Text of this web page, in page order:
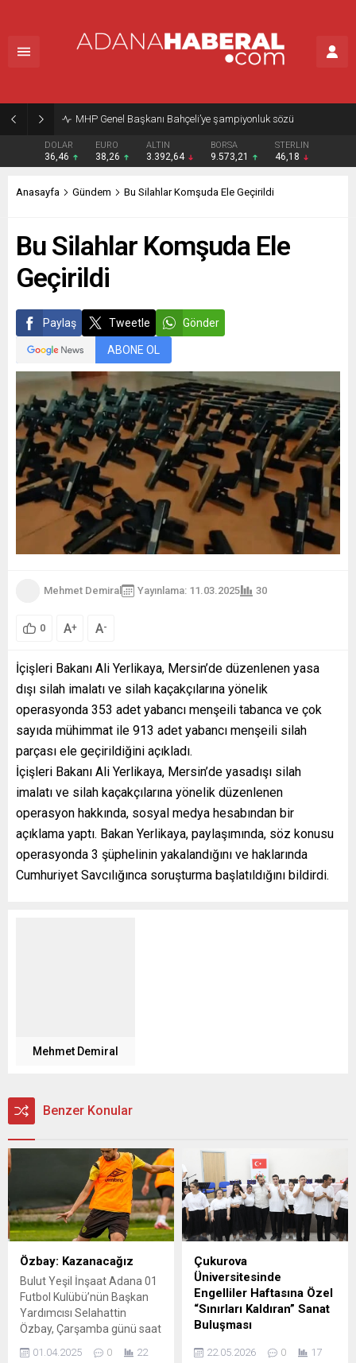
MHP Genel Başkanı Bahçeli’ye şampiyonluk sözü
DOLAR
36,46
EURO
38,26
ALTIN
3.392,64
BORSA
9.573,21
STERLIN
46,18
Anasayfa Gündem Bu Silahlar Komşuda Ele Geçirildi
Bu Silahlar Komşuda Ele
Geçirildi
Paylaş Tweetle Gönder
ABONE OL
Mehmet Demiral Yayınlama: 11.03.2025 30
0 A+ A-
İçişleri Bakanı Ali Yerlikaya, Mersin’de düzenlenen yasa
dışı silah imalatı ve silah kaçakçılarına yönelik
operasyonda 353 adet yabancı menşeili tabanca ve çok
sayıda mühimmat ile 913 adet yabancı menşeili silah
parçası ele geçirildiğini açıkladı.
İçişleri Bakanı Ali Yerlikaya, Mersin’de yasadışı silah
imalatı ve silah kaçakçılarına yönelik düzenlenen
operasyon hakkında, sosyal medya hesabından bir
açıklama yaptı. Bakan Yerlikaya, paylaşımında, söz konusu
operasyonda 3 şüphelinin yakalandığını ve haklarında
Cumhuriyet Savcılığınca soruşturma başlatıldığını bildirdi.
Mehmet Demiral
Benzer Konular
Özbay: Kazanacağız
Bulut Yeşil İnşaat Adana 01
Futbol Kulübü’nün Başkan
Yardımcısı Selahattin
Özbay, Çarşamba günü saat
01.04.2025 0 22
Çukurova
Üniversitesinde
Engelliler Haftasına Özel
“Sınırları Kaldıran” Sanat
Buluşması
22.05.2026 0 17